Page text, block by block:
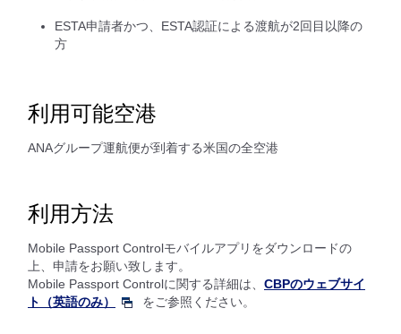
ESTA申請者かつ、ESTA認証による渡航が2回目以降の
方
利用可能空港
ANAグループ運航便が到着する米国の全空港
利用方法
Mobile Passport Controlモバイルアプリをダウンロードの
上、申請をお願い致します。
Mobile Passport Controlに関する詳細は、 CBPのウェブサイ
ト（英語のみ）
をご参照ください。